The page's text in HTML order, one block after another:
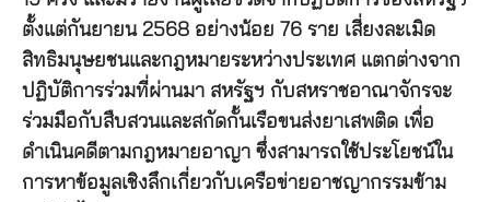
ตั้งแต่กันยายน 2568 อย่างน้อย 76 ราย เสี่ยงละเมิด
สิทธิมนุษยชนและกฎหมายระหว่างประเทศ แตกต่างจาก
ปฏิบัติการร่วมที่ผ่านมา สหรัฐฯ กับสหราชอาณาจักรจะ
ร่วมมือกับสืบสวนและสกัดกั้นเรือขนส่งยาเสพติด เพื่อ
ดำเนินคดีตามกฎหมายอาญา ซึ่งสามารถใช้ประโยชน์ใน
การหาข้อมูลเชิงลึกเกี่ยวกับเครือข่ายอาชญากรรมข้าม